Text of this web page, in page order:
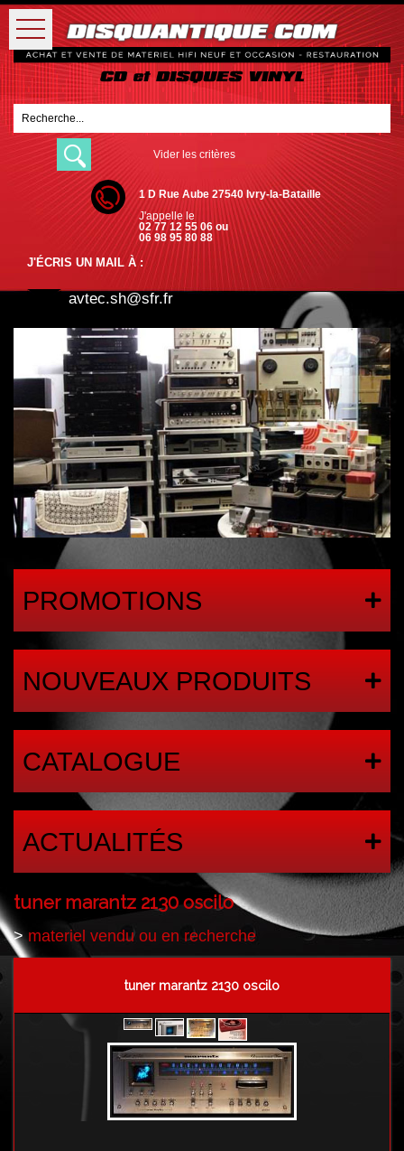
Vider les critères
1 D Rue Aube 27540 Ivry-la-Bataille
J'appelle le
02 77 12 55 06 ou
06 98 95 80 88
J'ÉCRIS UN MAIL À :
avtec.sh@sfr.fr
PROMOTIONS
NOUVEAUX PRODUITS
CATALOGUE
ACTUALITÉS
tuner marantz 2130 oscilo
>materiel vendu ou en recherche
tuner marantz 2130 oscilo